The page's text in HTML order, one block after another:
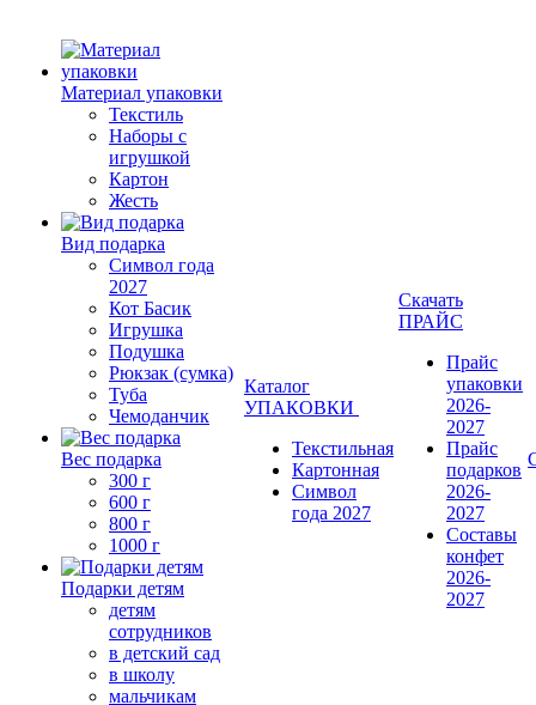
Материал упаковки
Текстиль
Наборы с
игрушкой
Картон
Жесть
Вид подарка
Символ года
2027
Кот Басик
Игрушка
Подушка
Рюкзак (сумка)
Туба
Чемоданчик
Вес подарка
300 г
600 г
800 г
1000 г
Подарки детям
детям
сотрудников
в детский сад
в школу
мальчикам
Каталог
УПАКОВКИ
Текстильная
Картонная
Символ
года 2027
Скачать
ПРАЙС
Прайс
упаковки
2026-
2027
Прайс
подарков
2026-
2027
Составы
конфет
2026-
2027